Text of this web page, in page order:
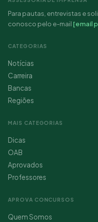
Para pautas, entrevistas e
conosco pelo e-mail [email
CATEGORIAS
Notícias
Carreira
Bancas
Regiões
MAIS CATEGORIAS
Dicas
OAB
Aprovados
Professores
APROVA CONCURSOS
Quem Somos